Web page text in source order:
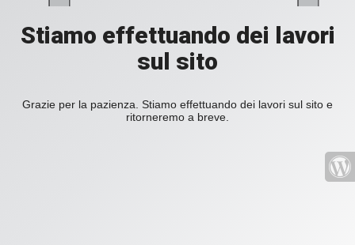
Stiamo effettuando dei lavori
sul sito
Grazie per la pazienza. Stiamo effettuando dei lavori sul sito e
ritorneremo a breve.